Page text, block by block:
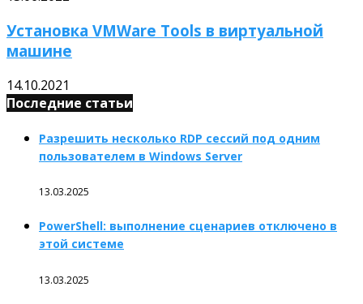
Установка VMWare Tools в виртуальной
машине
14.10.2021
Последние статьи
Разрешить несколько RDP сессий под одним
пользователем в Windows Server
13.03.2025
PowerShell: выполнение сценариев отключено в
этой системе
13.03.2025